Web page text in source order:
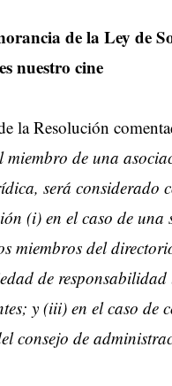
de la Ley de
nuestro cine
la Resolución
miembro de una
será considerado
(i) en el caso de una
miembros del
de
y (iii) en el caso de
consejo de